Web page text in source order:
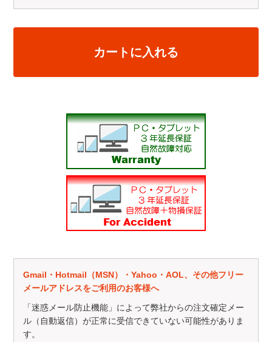
カートに入れる
Gmail・Hotmail（MSN）・Yahoo・AOL、その他フリー
メールアドレスをご利用のお客様へ
「迷惑メール防止機能」によって弊社からの注文確定メー
ル（自動返信）が正常に受信できていない可能性がありま
す。